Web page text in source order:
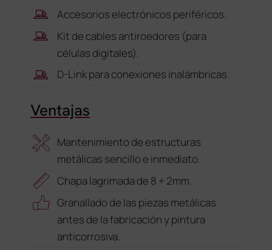
Accesorios electrónicos periféricos.
Kit de cables antiroedores (para
células digitales).
D-Link para conexiones inalámbricas.
Ventajas
Mantenimiento de estructuras
metálicas sencillo e inmediato.
Chapa lagrimada de 8 + 2mm.
Granallado de las piezas metálicas
antes de la fabricación y pintura
anticorrosiva.